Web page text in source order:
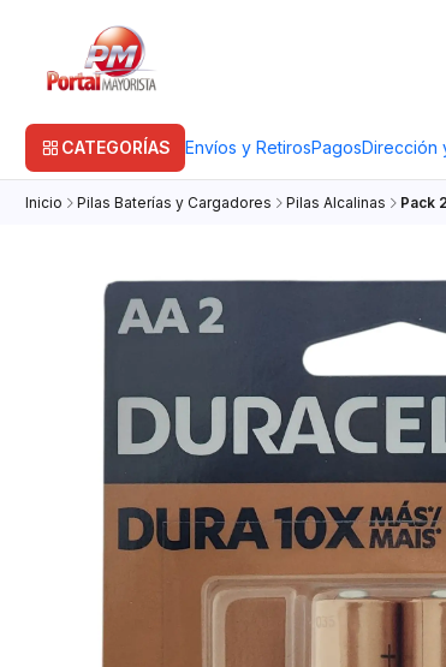
CATEGORÍAS Envíos y RetirosPagosDirección
Inicio Pilas Baterías y Cargadores Pilas Alcalinas Pack